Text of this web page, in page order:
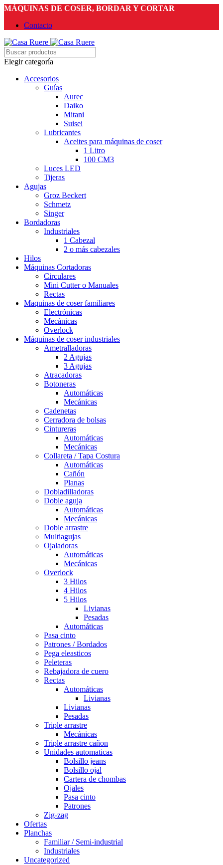
MÁQUINAS DE COSER, BORDAR Y CORTAR
Contacto
Elegir categoría
Accesorios
Guías
Aurec
Daiko
Mitani
Suisei
Lubricantes
Aceites para máquinas de coser
1 Litro
100 CM3
Luces LED
Tijeras
Agujas
Groz Beckert
Schmetz
Singer
Bordadoras
Industriales
1 Cabezal
2 o más cabezales
Hilos
Máquinas Cortadoras
Circulares
Mini Cutter o Manuales
Rectas
Maquinas de coser familiares
Electrónicas
Mecánicas
Overlock
Máquinas de coser industriales
Ametralladoras
2 Agujas
3 Agujas
Atracadoras
Botoneras
Automáticas
Mecánicas
Cadenetas
Cerradora de bolsas
Cintureras
Automáticas
Mecánicas
Collareta / Tapa Costura
Automáticas
Cañón
Planas
Dobladilladoras
Doble aguja
Automáticas
Mecánicas
Doble arrastre
Multiagujas
Ojaladoras
Automáticas
Mecánicas
Overlock
3 Hilos
4 Hilos
5 Hilos
Livianas
Pesadas
Automáticas
Pasa cinto
Patrones / Bordados
Pega eleasticos
Peleteras
Rebajadora de cuero
Rectas
Automáticas
Livianas
Livianas
Pesadas
Triple arrastre
Mecánicas
Triple arrastre cañon
Unidades automaticas
Bolsillo jeans
Bolsillo ojal
Cartera de chombas
Ojales
Pasa cinto
Patrones
Zig-zag
Ofertas
Planchas
Familiar / Semi-industrial
Industriales
Uncategorized